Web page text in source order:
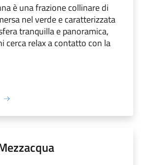
è una frazione collinare di
nel verde e caratterizzata
tranquilla e panoramica,
cerca relax a contatto con la